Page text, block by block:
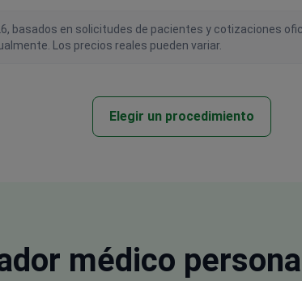
basados en solicitudes de pacientes y cotizaciones
Los precios reales pueden variar.
Elegir un procedimiento
médico personal